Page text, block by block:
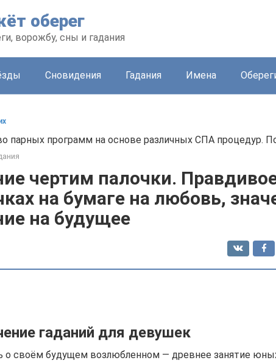
оберег
ворожбу, сны и гадания
Сновидения Гадания Имена
парных программ на основе различных СПА процедур.
чертим палочки.
на бумаге на любовь,
на будущее
гаданий для девушек
о своём будущем возлюбленном — древнее занятие